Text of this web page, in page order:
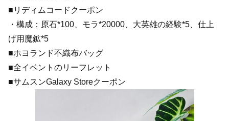
■リディムコードクーポン
・構成：原石*100、モラ*20000、大英雄の経験*5、仕上
げ用魔鉱*5
■ホヨランド不織布バッグ
■全イベントのリーフレット
■サムスンGalaxy Storeクーポン